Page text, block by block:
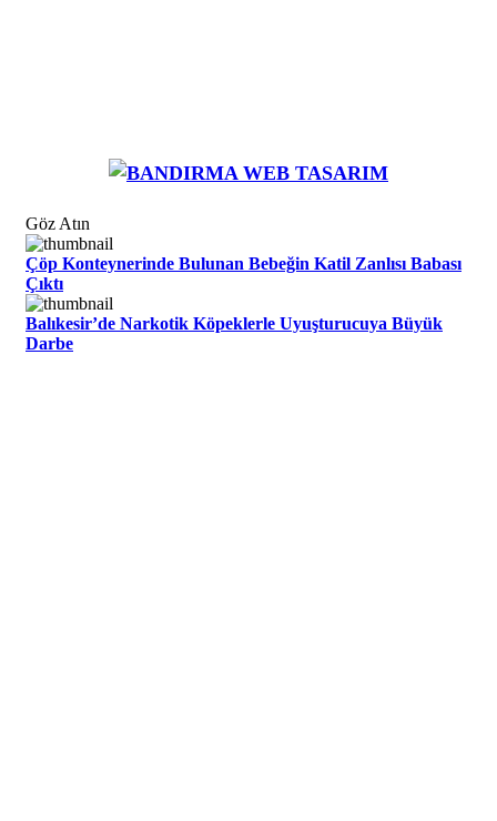
Göz Atın
Çöp Konteynerinde Bulunan Bebeğin Katil Zanlısı Babası
Çıktı
Balıkesir’de Narkotik Köpeklerle Uyuşturucuya Büyük
Darbe